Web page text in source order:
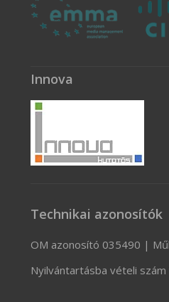
Innova
Technikai azonosítók
OM azonosító 035490 |
Nyilvántartásba vételi